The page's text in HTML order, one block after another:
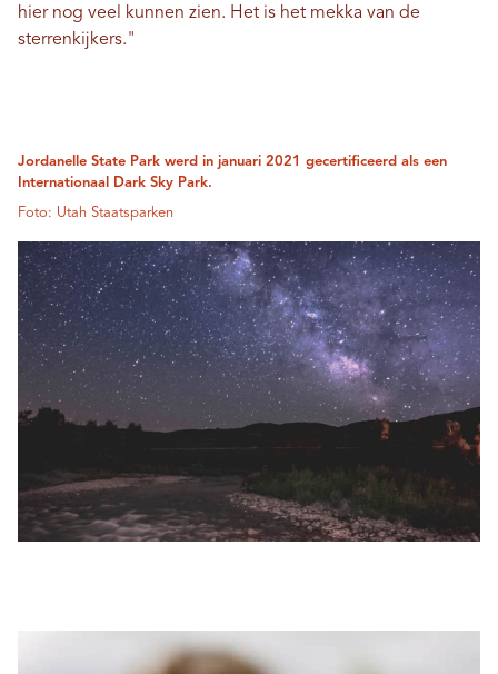
hier nog veel kunnen zien. Het is het mekka van de
sterrenkijkers."
Jordanelle State Park werd in januari 2021 gecertificeerd als een
Internationaal Dark Sky Park.
Foto: Utah Staatsparken